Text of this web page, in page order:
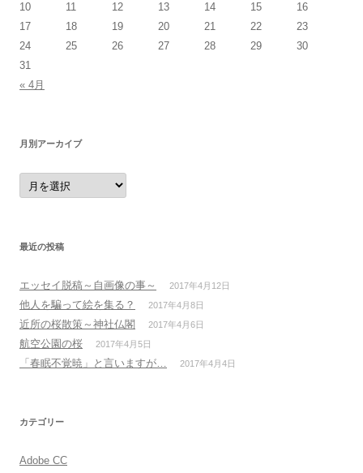
10
11 12 13 14 15
16
17
18 19 20 21 22
23
24
25 26 27 28 29
30
31
« 4月
月別アーカイブ
月
別
ア
ブ
最近の投稿
エッセイ脱稿～自画像の事～ 2017年4月12日
他人を騙って絵を集る？ 2017年4月8日
近所の桜散策～神社仏閣 2017年4月6日
航空公園の桜 2017年4月5日
「春眠不覚暁」と言いますが… 2017年4月4日
カテゴリー
Adobe CC